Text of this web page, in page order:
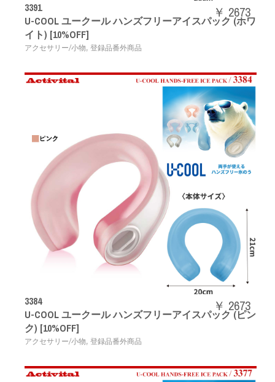
3391
U-COOL ユークール ハンズフリーアイスパック (ホワ
イト) [10%OFF]
アクセサリー/小物, 登録品番外商品
￥ 2673
3384
U-COOL ユークール ハンズフリーアイスパック (ピン
ク) [10%OFF]
アクセサリー/小物, 登録品番外商品
￥ 2673